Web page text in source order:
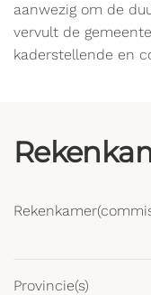
aanwezig om de
vervult de
kaderstellende en
Provincie(s)